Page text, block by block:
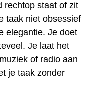
rechtop staat of zit
taak niet obsessief
elegantie. Je doet
Je laat het
of radio aan
je taak zonder